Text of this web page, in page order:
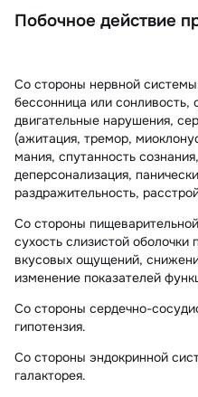
Побочное действие
Со стороны нервной
бессонница или сонливость,
двигательные нарушения,
(ажитация, тремор,
мания, спутанность
деперсонализация,
раздражительность,
Со стороны
сухость слизистой оболочки
вкусовых ощущений,
изменение показателей
Со стороны сердечно-
гипотензия.
Со стороны эндокринной
галакторея.